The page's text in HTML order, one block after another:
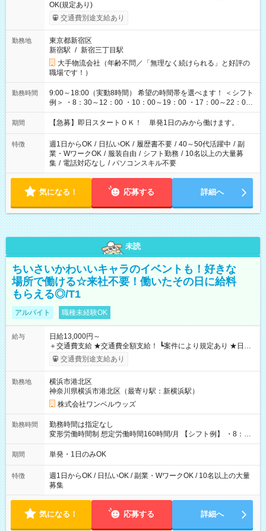
OK(規定あり)
交通費別途支給あり
勤務地
東京都新宿区
新宿駅 / 新宿三丁目駅
大手物流会社（年齢不問／「無理なく続けられる」と好評の
職場です！）
勤務時間
9:00～18:00（実動8時間） 希望の時間帯を選べます！ ＜シフト
例＞ ・8：30～12：00 ・10：00～19：00 ・17：00～22：00
・13：00～22：00 ・22：00～翌6：00 など
期間 【急募】即日スタートＯＫ！ 単発1日のみから働けます。
特徴 週1日からOK / 日払いOK / 履歴書不要 / 40～50代活躍中 / 副
業・WワークOK / 服装自由 / シフト勤務 / 10名以上の大量募
集 / 電話対応なし / パソコンスキル不要
気になる！ 応募する 詳細へ
未読
ちいさいかわいいキャラのイベントも！好きな
場所で働ける☆来社不要！働いたその日に給料
もらえる◎/T1
アルバイト 職種未経験OK
給与
日給13,000円～
＋交通費支給 ★交通費全額支給！ ┗案件により規定あり ★日払
いOK！（規定あり） ┗働いたその日に現金GET♪ お仕事後はコ
ンビニATMから 日払い分を引き落とせます！ 【試用期間】試
交通費別途支給あり
勤務地
横浜市港北区
神奈川県横浜市港北区（最寄り駅：新横浜駅）
株式会社ワンベルウッズ
勤務時間
勤務時間は指定なし
変形労働時間制 想定労働時間160時間/月 【シフト例】 ・8：00
～21：00
期間 単発・1日のみOK
特徴
週1日からOK / 日払いOK / 副業・WワークOK / 10名以上の大量
募集
気になる！ 応募する 詳細へ